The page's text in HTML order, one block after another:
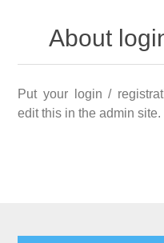
About
Put your login /
edit this in the admin site.